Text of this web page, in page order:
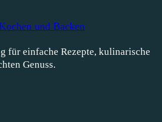
für einfache Rezepte, kulinarische
Genuss.